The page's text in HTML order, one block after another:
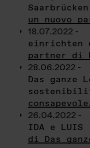
un nuovo
18.07.2022 -
einrichten
partner di
28.06.2022 -
Das ganze
26.04.2022 -
IDA e
di Das